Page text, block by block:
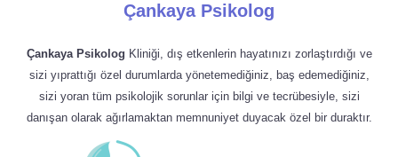
Çankaya Psikolog
Çankaya Psikolog Kliniği, dış etkenlerin hayatınızı zorlaştırdığı ve
sizi yıprattığı özel durumlarda yönetemediğiniz, baş edemediğiniz,
sizi yoran tüm psikolojik sorunlar için bilgi ve tecrübesiyle, sizi
danışan olarak ağırlamaktan memnuniyet duyacak özel bir duraktır.